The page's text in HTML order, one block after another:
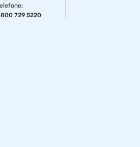
Auto Lip-Sync
:
729 5220